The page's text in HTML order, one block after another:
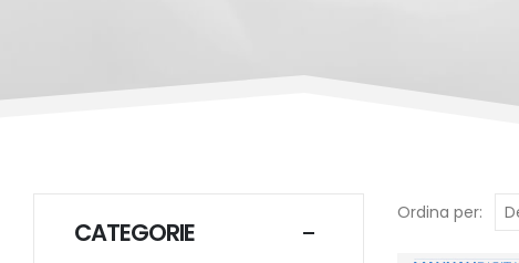
Ordina per:
CATEGORIE